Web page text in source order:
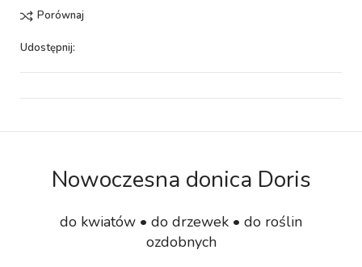
Porównaj
Udostępnij:
Nowoczesna donica Doris
do kwiatów • do drzewek • do roślin
ozdobnych